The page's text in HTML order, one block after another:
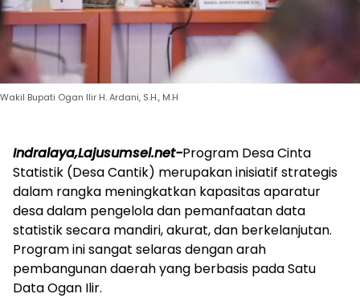
Wakil Bupati Ogan Ilir H. Ardani, S.H., M.H
Indralaya,Lajusumsel.net-Program Desa Cinta
Statistik (Desa Cantik) merupakan inisiatif strategis
dalam rangka meningkatkan kapasitas aparatur
desa dalam pengelola dan pemanfaatan data
statistik secara mandiri, akurat, dan berkelanjutan.
Program ini sangat selaras dengan arah
pembangunan daerah yang berbasis pada Satu
Data Ogan Ilir.